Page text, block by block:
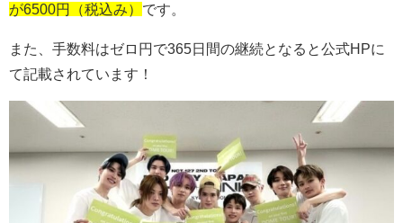
が6500円（税込み） です。
また、手数料はゼロ円で365日間の継続となると公式HPに
て記載されています！